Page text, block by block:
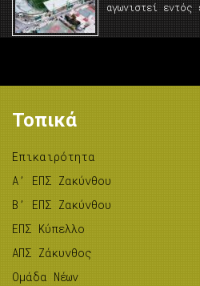
αγωνιστεί
Τοπικά
Επικαιρότητα
A’ ΕΠΣ Ζακύνθου
B’ ΕΠΣ Ζακύνθου
ΕΠΣ Κύπελλο
ΑΠΣ Ζάκυνθος
Ομάδα Νέων